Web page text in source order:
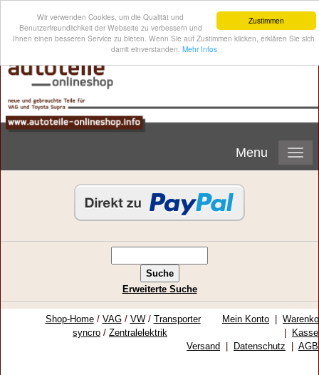
Zustimmen
Wir verwenden Cookies, um die Qualität und
Benutzerfreundlichkeit der Webseite zu verbessern und
Ihnen einen besseren Service zu bieten. Wenn Sie auf Zustimmen klicken, erklären Sie sich
damit einverstanden. Mehr Infos
Menu
Erweiterte Suche
Shop-Home/ VAG/ VW/ Transporter
syncro / Zentralelektrik
Mein Konto
Kasse
Versand
Datenschutz AGB